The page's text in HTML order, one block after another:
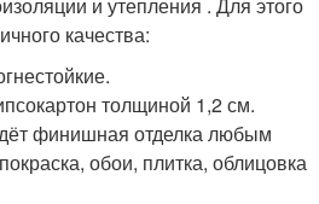
качества:
толщиной 1,2 см.
финишная отделка любым
обои, плитка, облицовка